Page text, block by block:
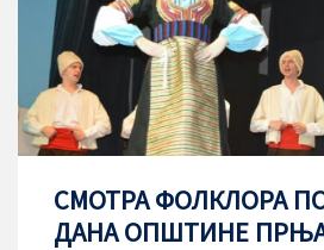
СМОТРА ФОЛКЛОРА
ДАНА ОПШТИНЕ